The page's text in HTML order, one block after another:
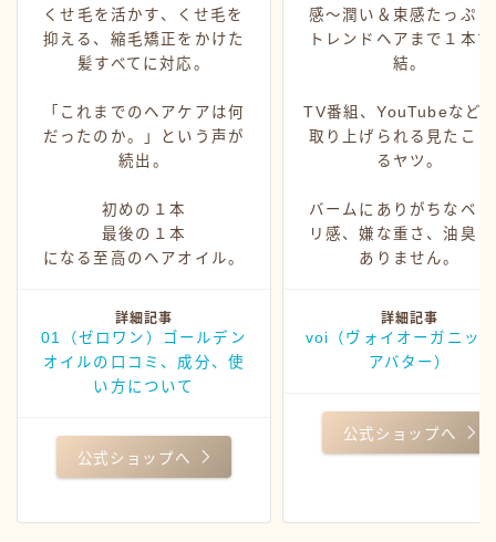
くせ毛を活かす、くせ毛を
抑える、縮毛矯正をかけた
髪すべてに対応。
「これまでのヘアケアは何
だったのか。」という声が
続出。
初めの１本
最後の１本
になる至高のヘアオイル。
詳細記事
01（ゼロワン）ゴールデン
オイルの口コミ、成分、使
い方について
公式ショップへ
感〜潤い＆束感たっぷ
トレンドヘアまで１本
結。
TV番組、YouTubeなど
取り上げられる見たこ
るヤツ。
バームにありがちなベ
リ感、嫌な重さ、油臭
ありません。
詳細記事
voi（ヴォイオーガニッ
アバター）
公式ショップへ